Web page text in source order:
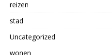
reizen
stad
Uncategorized
wonen